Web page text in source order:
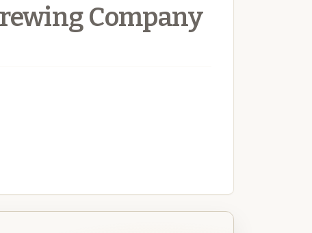
Company